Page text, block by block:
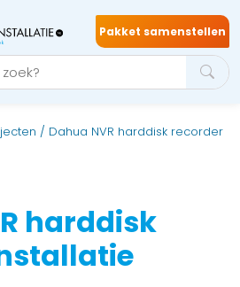
Pakket samenstellen
/ Dahua NVR harddisk recorder
harddisk